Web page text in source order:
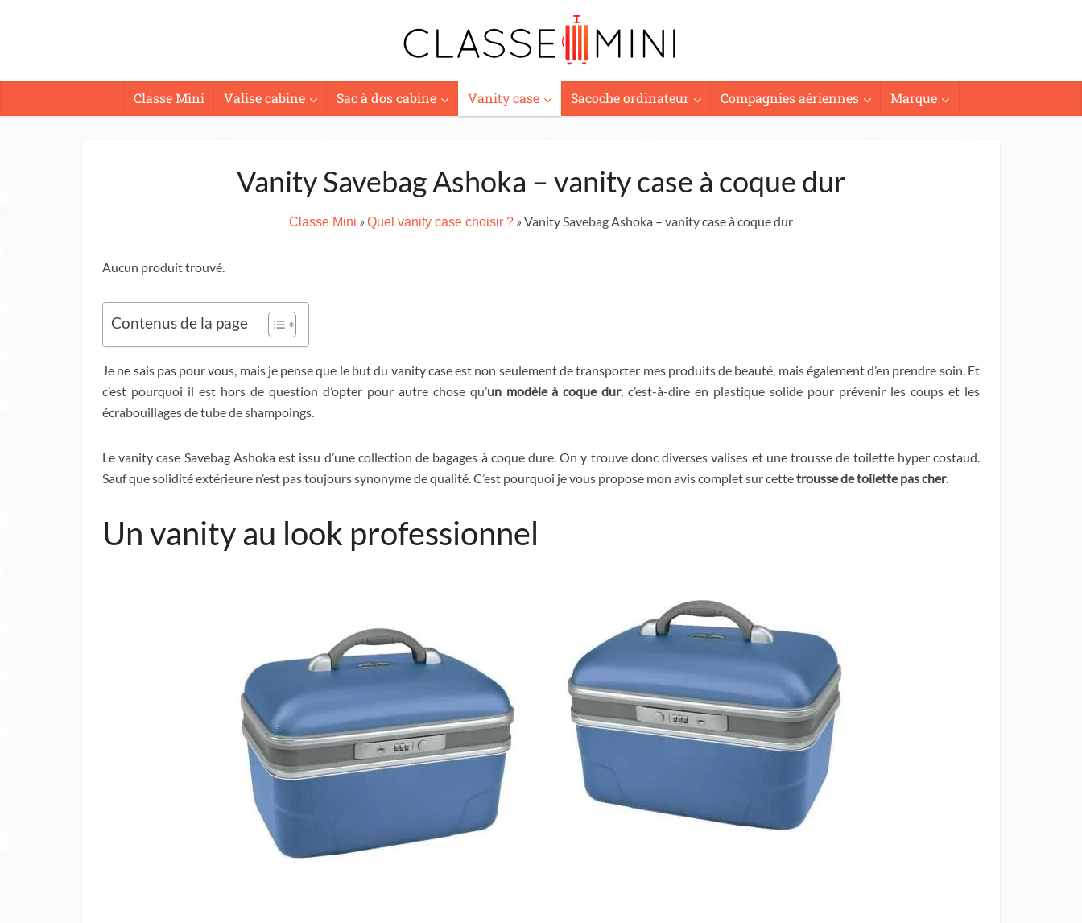
Classe Mini Valise cabine Sac à dos cabine Vanity case Sacoche ordinateur Compagnies aériennes Marque
Vanity Savebag Ashoka – vanity case à coque dur
Classe Mini » Quel vanity case choisir ? » Vanity Savebag Ashoka – vanity case à coque dur
Aucun produit trouvé.
Contenus de la page
Je ne sais pas pour vous, mais je pense que le but du vanity case est non seulement de transporter mes produits de beauté, mais également d’en prendre soin. Et
c’est pourquoi il est hors de question d’opter pour autre chose qu’un modèle à coque dur, c’est-à-dire en plastique solide pour prévenir les coups et les
écrabouillages de tube de shampoings.
Le vanity case Savebag Ashoka est issu d’une collection de bagages à coque dure. On y trouve donc diverses valises et une trousse de toilette hyper costaud.
Sauf que solidité extérieure n’est pas toujours synonyme de qualité. C’est pourquoi je vous propose mon avis complet sur cettetrousse de toilette pas cher.
Un vanity au look professionnel